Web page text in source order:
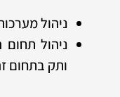
ניהול
ניהול
ותק בתחום